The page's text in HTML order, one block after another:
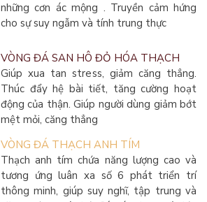
những cơn ác mộng . Truyền cảm hứng
cho sự suy ngẫm và tính trung thực
VÒNG ĐÁ SAN HÔ ĐỎ HÓA THẠCH
Giúp xua tan stress, giảm căng thẳng.
Thúc đẩy hệ bài tiết, tăng cường hoạt
động của thận. Giúp người dùng giảm bớt
mệt mỏi, căng thẳng
VÒNG ĐÁ THẠCH ANH TÍM
Thạch anh tím chứa năng lượng cao và
tương ứng luân xa số 6 phát triển trí
thông minh, giúp suy nghĩ, tập trung và